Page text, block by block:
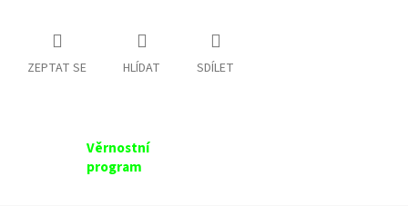
ZEPTAT SE HLÍDAT SDÍLET
Věrnostní
program